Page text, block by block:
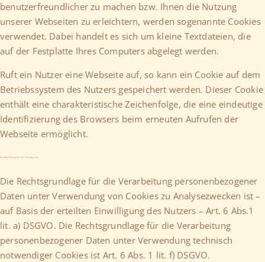
benutzerfreundlicher zu machen bzw. Ihnen die Nutzung
unserer Webseiten zu erleichtern, werden sogenannte Cookies
verwendet. Dabei handelt es sich um kleine Textdateien, die
auf der Festplatte Ihres Computers abgelegt werden.
Ruft ein Nutzer eine Webseite auf, so kann ein Cookie auf dem
Betriebssystem des Nutzers gespeichert werden. Dieser Cookie
enthält eine charakteristische Zeichenfolge, die eine eindeutige
Identifizierung des Browsers beim erneuten Aufrufen der
Webseite ermöglicht.
Rechtsgrundlage für die Verarbeitung
Die Rechtsgrundlage für die Verarbeitung personenbezogener
Daten unter Verwendung von Cookies zu Analysezwecken ist –
auf Basis der erteilten Einwilligung des Nutzers – Art. 6 Abs.1
lit. a) DSGVO. Die Rechtsgrundlage für die Verarbeitung
personenbezogener Daten unter Verwendung technisch
notwendiger Cookies ist Art. 6 Abs. 1 lit. f) DSGVO.